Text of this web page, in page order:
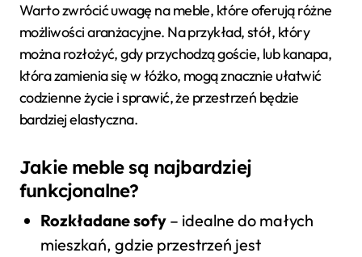
Warto zwrócić uwagę na meble, które oferują różne
możliwości aranżacyjne. Na przykład, stół, który
można rozłożyć, gdy przychodzą goście, lub kanapa,
która zamienia się w łóżko, mogą znacznie ułatwić
codzienne życie i sprawić, że przestrzeń będzie
bardziej elastyczna.
Jakie meble są najbardziej
funkcjonalne?
Rozkładane sofy– idealne do małych
mieszkań, gdzie przestrzeń jest